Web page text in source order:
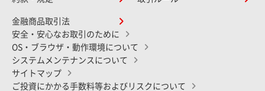
金融商品取引法
安全・安心なお取引のために
OS・ブラウザ・動作環境について
システムメンテナンスについて
サイトマップ
ご投資にかかる手数料等およびリスクについて